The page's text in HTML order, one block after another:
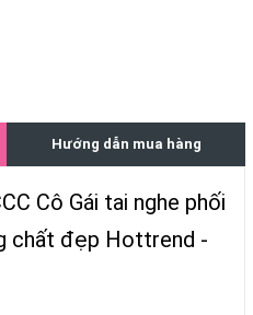
Hướng dẫn mua hàng
Cô Gái tai nghe phối
chất đẹp Hottrend -